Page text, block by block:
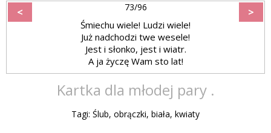
< 73/96 >
Śmiechu wiele! Ludzi wiele!
Już nadchodzi twe wesele!
Jest i słonko, jest i wiatr.
A ja życzę Wam sto lat!
Kartka dla młodej pary .
Tagi: Ślub, obrączki, biała, kwiaty